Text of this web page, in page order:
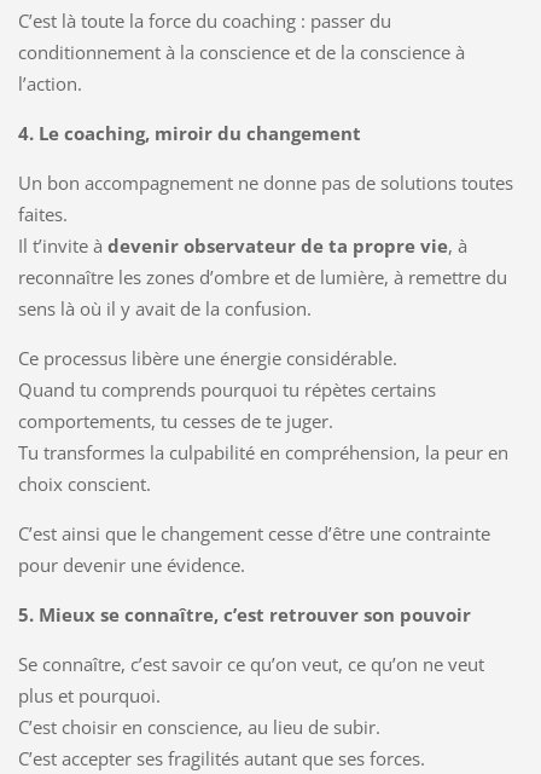
C’est là toute la force du coaching : passer du
conditionnement à la conscience et de la conscience à
l’action.
4. Le coaching, miroir du changement
Un bon accompagnement ne donne pas de solutions toutes
faites.
Il t’invite à devenir observateur de ta propre vie, à
reconnaître les zones d’ombre et de lumière, à remettre du
sens là où il y avait de la confusion.
Ce processus libère une énergie considérable.
Quand tu comprends pourquoi tu répètes certains
comportements, tu cesses de te juger.
Tu transformes la culpabilité en compréhension, la peur en
choix conscient.
C’est ainsi que le changement cesse d’être une contrainte
pour devenir une évidence.
5. Mieux se connaître, c’est retrouver son pouvoir
Se connaître, c’est savoir ce qu’on veut, ce qu’on ne veut
plus et pourquoi.
C’est choisir en conscience, au lieu de subir.
C’est accepter ses fragilités autant que ses forces.